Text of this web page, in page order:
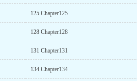
125 Chapter125
128 Chapter128
131 Chapter131
134 Chapter134